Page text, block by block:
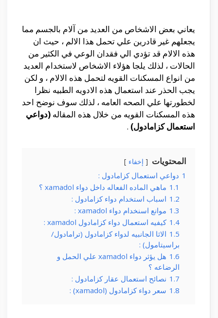
يعاني بعض الاشخاص من العديد من آلام بالجسم مما
يجعلهم غير قادرين علي تحمل هذا الالم ، حيث ان
هذه الالام قد تؤدي الي فقدان الوعي في الكثير من
الحالات ، لذلك يلجا هؤلاء الاشخاص لاستخدام العديد
من انواع المسكنات القويه لتحمل هذه الالام ، و لكن
يجب الحذر عند استعمال هذه الادويه الطبيه نظرا
لخطورتها علي الصحه العامه ، لذلك سوف نوضح احد
هذه المسكنات القويه من خلال هذه المقاله (دواعي
استعمال كزامادول) .
المحتويات إخفاء
1 دواعي استعمال كزامادول :
1.1 ماهي الماده الفعاله داخل دواء xamadol ؟
1.2 اسباب استخدام دواء كزامادول :
1.3 موانع اسنخدام دواء xamadol :
1.4 كيفيه استعمال دواء كزامادول xamadol :
1.5 الاثا الجانبيه لدواء كزامادول (ترامادول/
براسيتامول) :
1.6
هل يؤثر دواء xamadol علي الحمل و
الرضاعه ؟
1.7 نصائح استعمال عقار كزامادول :
1.8 سعر دواء كزامادول (xamadol) :